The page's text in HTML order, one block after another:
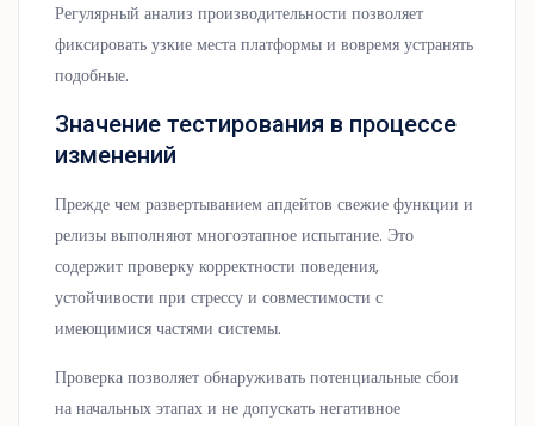
Регулярный анализ производительности позволяет
фиксировать узкие места платформы и вовремя устранять
подобные.
Значение тестирования в процессе
изменений
Прежде чем развертыванием апдейтов свежие функции и
релизы выполняют многоэтапное испытание. Это
содержит проверку корректности поведения,
устойчивости при стрессу и совместимости с
имеющимися частями системы.
Проверка позволяет обнаруживать потенциальные сбои
на начальных этапах и не допускать негативное